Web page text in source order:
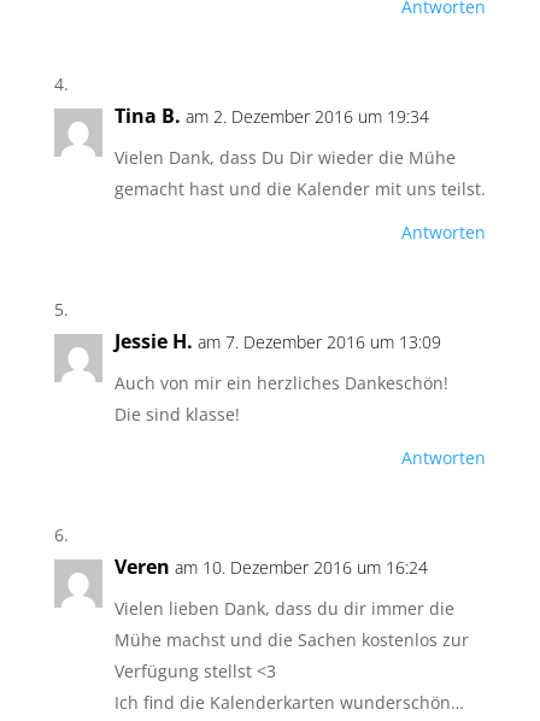
Antworten
Tina B. am 2. Dezember 2016 um 19:34
Vielen Dank, dass Du Dir wieder die Mühe
gemacht hast und die Kalender mit uns teilst.
Antworten
Jessie H. am 7. Dezember 2016 um 13:09
Auch von mir ein herzliches Dankeschön!
Die sind klasse!
Antworten
Veren am 10. Dezember 2016 um 16:24
Vielen lieben Dank, dass du dir immer die
Mühe machst und die Sachen kostenlos zur
Verfügung stellst <3
Ich find die Kalenderkarten wunderschön…